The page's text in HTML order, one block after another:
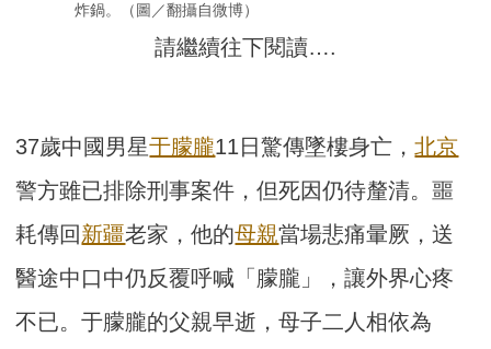
炸鍋。（圖／翻攝自微博）
請繼續往下閱讀….
37歲中國男星于朦朧11日驚傳墜樓身亡，北京
警方雖已排除刑事案件，但死因仍待釐清。噩
耗傳回新疆老家，他的母親當場悲痛暈厥，送
醫途中口中仍反覆呼喊「朦朧」，讓外界心疼
不已。于朦朧的父親早逝，母子二人相依為